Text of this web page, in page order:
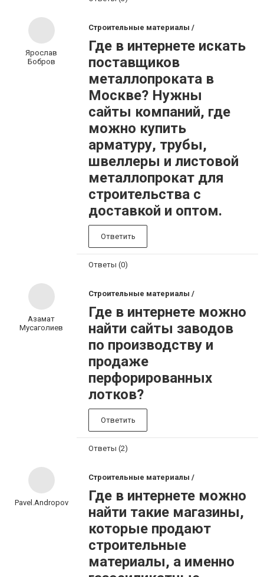
Ярослав
Бобров
Строительные материалы /
Где в интернете искать
поставщиков
металлопроката в
Москве? Нужны
сайты компаний, где
можно купить
арматуру, трубы,
швеллеры и листовой
металлопрокат для
строительства с
доставкой и оптом.
Ответить
Ответы (0)
Азамат
Мусаголиев
Строительные материалы /
Где в интернете можно
найти сайты заводов
по производству и
продаже
перфорированных
лотков?
Ответить
Ответы (2)
Pavel.Andropov
Строительные материалы /
Где в интернете можно
найти такие магазины,
которые продают
строительные
материалы, а именно